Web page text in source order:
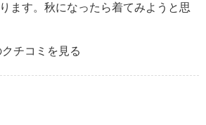
ます。秋になったら着てみようと思
チコミを見る